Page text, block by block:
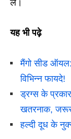
लें।
यह भी पढ़े
मैंगो सीड
विभिन्न फायदे!
ड्रग्स के
खतरनाक,
हल्दी दूध के